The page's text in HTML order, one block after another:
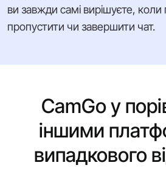
ви завжди самі вирішуєте,
пропустити чи завершити чат.
CamGo у
іншими
випадкового